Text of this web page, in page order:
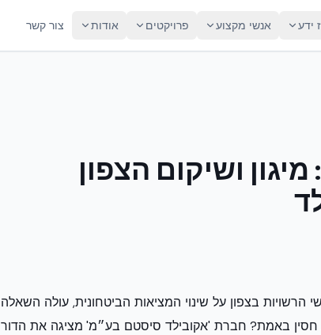
ידע אנשי מקצוע פרויקטים אודות צור קשר
ושיקום הצפון
בצפון על שינוי המציאות הביטחונית, עולה השאלה
באמת? חברת 'אקובילד סיסטם בע״מ' מציגה את הדור